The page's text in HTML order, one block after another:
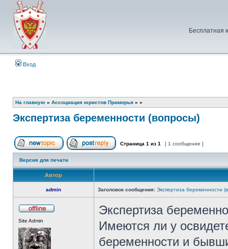
Бесплатная
Вход
На главную » Ассоциация юристов Приморья » »
Экспертиза беременности (вопросы)
Начать новую тему Ответить на тему
Страница 1 из 1 [ 1 сообщение ]
Версия для печати
Автор
admin Заголовок сообщения: Экспертиза беременности
Site Admin
Экспертиза
Имеются ли у
беременности и